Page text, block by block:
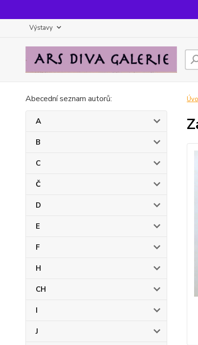
Výstavy
Abecední seznam autorů:
A
B
C
Č
D
E
F
H
CH
I
J